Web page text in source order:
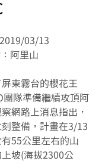
03/13
阿里山
東霧台的櫻花王
團隊準備繼續攻頂阿
網路上消息指出，
整備，計畫在3/13
55公里左右的山
坡(海拔2300公